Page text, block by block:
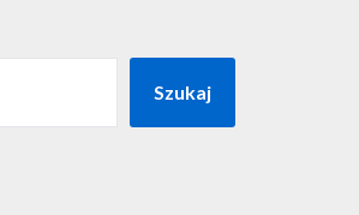
Szukaj